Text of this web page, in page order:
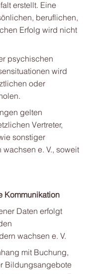
erstellt. Eine
beruflichen,
Erfolg wird nicht
psychischen
wird
oder
gelten
Vertreter,
sonstiger
e. V., soweit
Kommunikation
Daten erfolgt
wachsen e. V.
mit Buchung,
Bildungsangebote